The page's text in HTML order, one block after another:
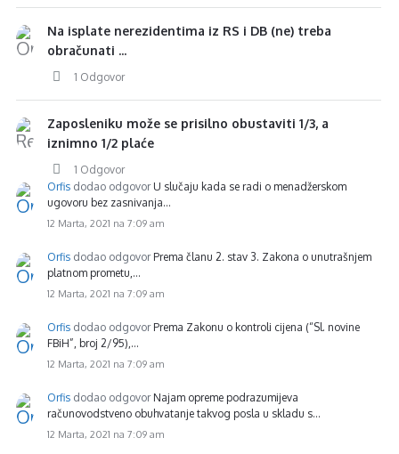
Na isplate nerezidentima iz RS i DB (ne) treba
obračunati ...
1 Odgovor
Zaposleniku može se prisilno obustaviti 1/3, a
iznimno 1/2 plaće
1 Odgovor
Orfis dodao odgovor U slučaju kada se radi o menadžerskom
ugovoru bez zasnivanja…
12 Marta, 2021 na 7:09 am
Orfis dodao odgovor Prema članu 2. stav 3. Zakona o unutrašnjem
platnom prometu,…
12 Marta, 2021 na 7:09 am
Orfis dodao odgovor Prema Zakonu o kontroli cijena (“Sl. novine
FBiH”, broj 2/95),…
12 Marta, 2021 na 7:09 am
Orfis dodao odgovor Najam opreme podrazumijeva
računovodstveno obuhvatanje takvog posla u skladu s…
12 Marta, 2021 na 7:09 am